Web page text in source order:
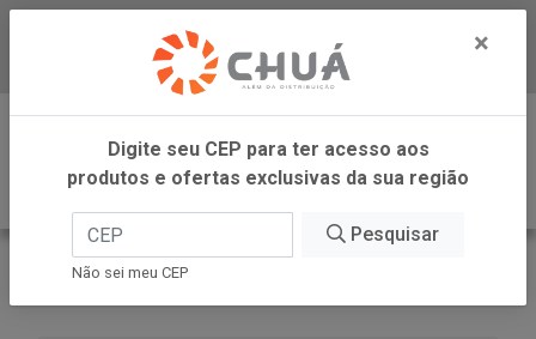
Baixe já nosso APP
0
INÍCIO
CARGILL VAREJO
×
Digite seu CEP para ter acesso aos
produtos e ofertas exclusivas da sua região
Pesquisar
Não sei meu CEP